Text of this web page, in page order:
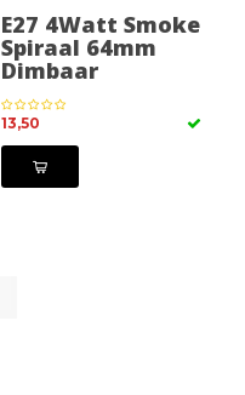
E27 4Watt Smoke
Spiraal 64mm
Dimbaar
13,50